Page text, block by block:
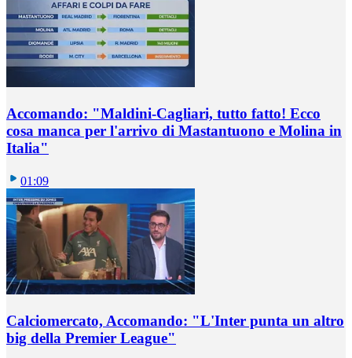
Accomando: "Maldini-Cagliari, tutto fatto! Ecco
cosa manca per l'arrivo di Mastantuono e Molina in
Italia"
01:09
Calciomercato, Accomando: "L'Inter punta un altro
big della Premier League"